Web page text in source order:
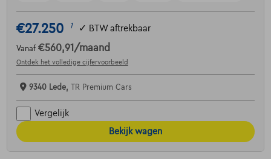
€27.250 1 ✓ BTW aftrekbaar
Vanaf €560,91 /maand
Ontdek het volledige cijfervoorbeeld
9340 Lede, TR Premium Cars
Vergelijk
Bekijk wagen